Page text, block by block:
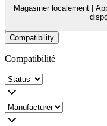
Magasiner localement |
Compatibility
Compatibilité